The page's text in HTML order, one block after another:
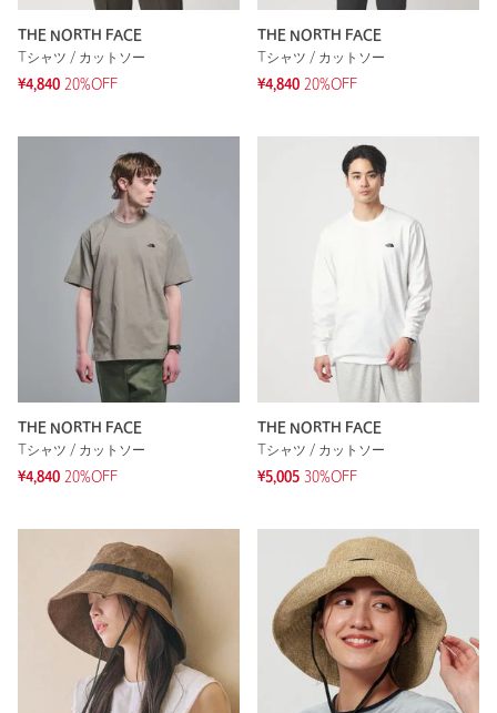
THE NORTH FACE
Tシャツ / カットソー
¥4,840 20%OFF
THE NORTH FACE
Tシャツ / カットソー
¥4,840 20%OFF
THE NORTH FACE
Tシャツ / カットソー
¥4,840 20%OFF
THE NORTH FACE
Tシャツ / カットソー
¥5,005 30%OFF